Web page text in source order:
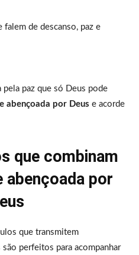
de descanso, paz e
paz que só Deus pode
abençoada por Deus e acorde
que combinam
abençoada por
que transmitem
perfeitos para acompanhar